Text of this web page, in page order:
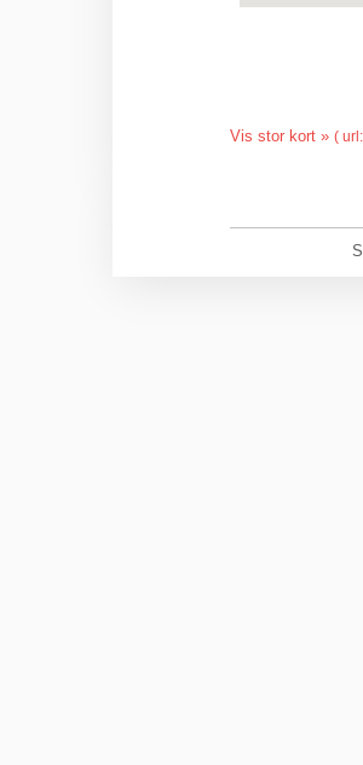
Vis stor kort »